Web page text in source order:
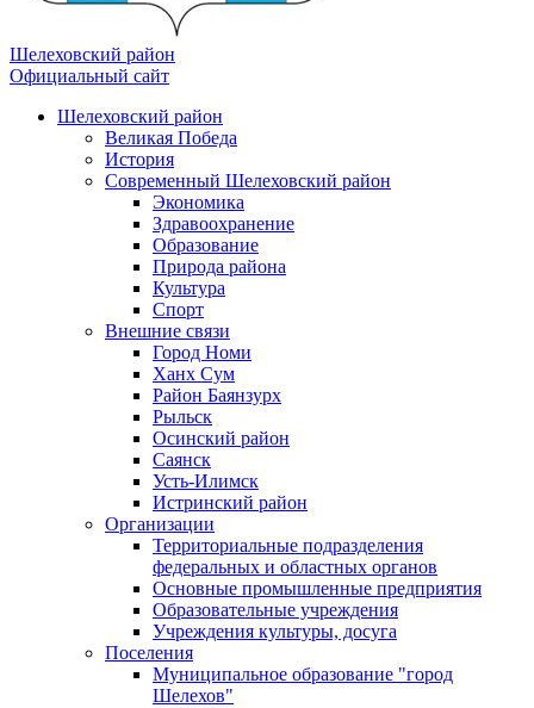
Шелеховский район
Официальный сайт
Шелеховский район
Великая Победа
История
Современный Шелеховский район
Экономика
Здравоохранение
Образование
Природа района
Культура
Спорт
Внешние связи
Город Номи
Ханх Сум
Район Баянзурх
Рыльск
Осинский район
Саянск
Усть-Илимск
Истринский район
Организации
Территориальные подразделения
федеральных и областных органов
Основные промышленные предприятия
Образовательные учреждения
Учреждения культуры, досуга
Поселения
Муниципальное образование "город
Шелехов"